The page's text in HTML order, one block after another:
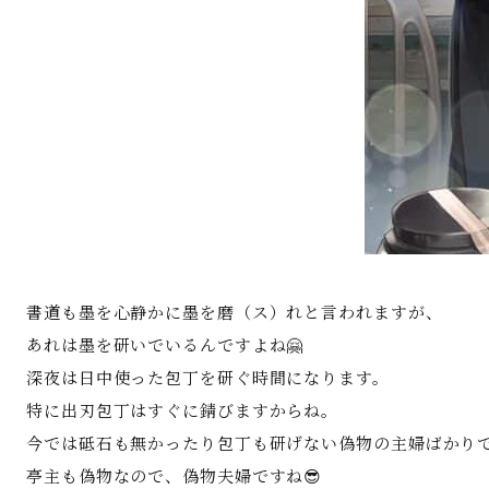
書道も墨を心静かに墨を磨（ス）れと言われますが、
あれは墨を研いでいるんですよね🤗
深夜は日中使った包丁を研ぐ時間になります。
特に出刃包丁はすぐに錆びますからね。
今では砥石も無かったり包丁も研げない偽物の主婦ばかり
亭主も偽物なので、偽物夫婦ですね😎